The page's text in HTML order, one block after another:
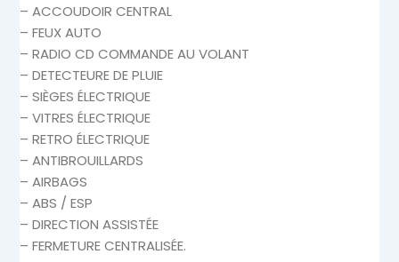
– ACCOUDOIR CENTRAL
– FEUX AUTO
– RADIO CD COMMANDE AU VOLANT
– DETECTEURE DE PLUIE
– SIÈGES ÉLECTRIQUE
– VITRES ÉLECTRIQUE
– RETRO ÉLECTRIQUE
– ANTIBROUILLARDS
– AIRBAGS
– ABS / ESP
– DIRECTION ASSISTÉE
– FERMETURE CENTRALISÉE.